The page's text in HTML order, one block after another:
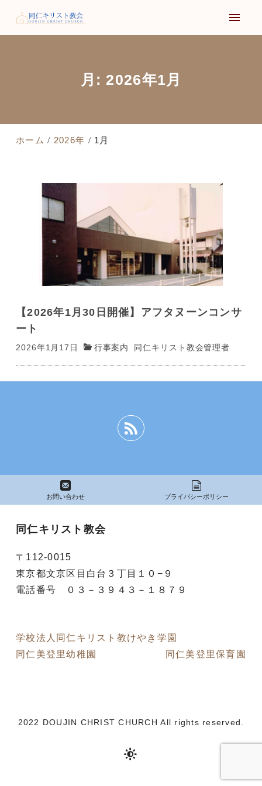
月: 2026年1月
ホーム 2026年 1月
【2026年1月30日開催】アフタヌーンコンサ
ート
2026年1月17日 行事案内 同仁キリスト教会管理者
お問い合わせ プライバシーポリシー
同仁キリスト教会
〒112-0015
東京都文京区目白台３丁目１０−９
電話番号 ０３－３９４３－１８７９
学校法人同仁キリスト教けやき学園
同仁美登里幼稚園
同仁美登里保育園
2022 DOUJIN CHRIST CHURCH All rights reserved.